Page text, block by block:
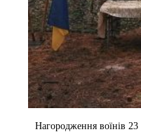
Нагородження воїнів